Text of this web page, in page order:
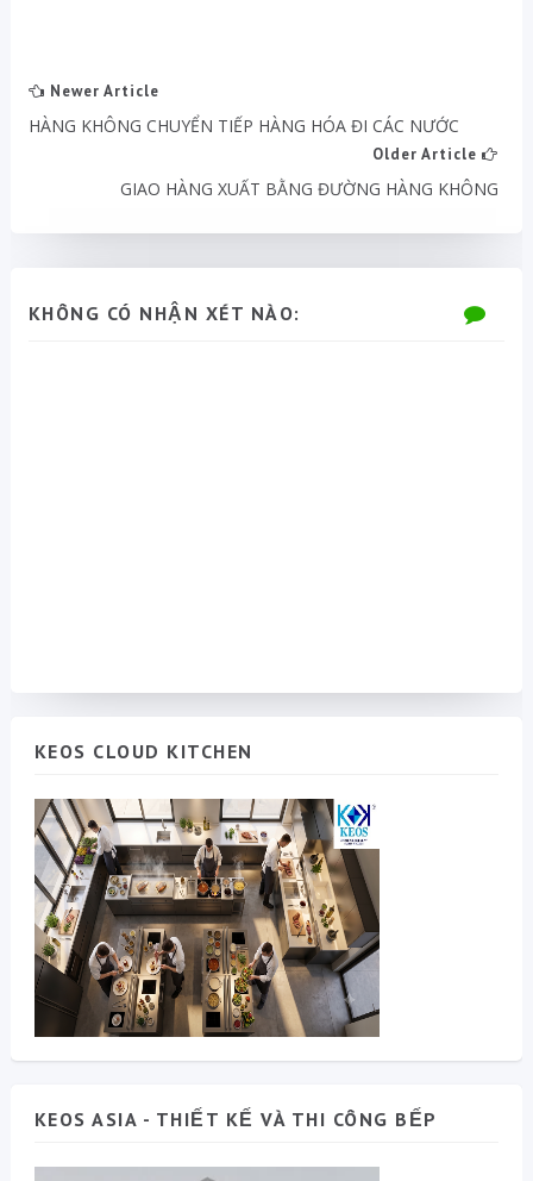
Newer Article
HÀNG KHÔNG CHUYỂN TIẾP HÀNG HÓA ĐI CÁC NƯỚC
Older Article
GIAO HÀNG XUẤT BẰNG ĐƯỜNG HÀNG KHÔNG
KHÔNG CÓ NHẬN XÉT NÀO:
KEOS CLOUD KITCHEN
KEOS ASIA - THIẾT KẾ VÀ THI CÔNG BẾP